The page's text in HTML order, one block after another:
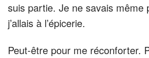
suis partie. Je ne savais même
j’allais à l’épicerie.
Peut-être pour me réconforter.